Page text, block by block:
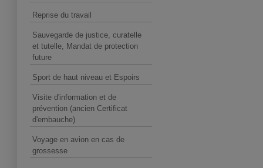
Reprise du travail
Sauvegarde de justice, curatelle
et tutelle, Mandat de protection
future
Sport de haut niveau et Espoirs
Visite d'information et de
prévention (ancien Certificat
d'embauche)
Voyage en avion en cas de
grossesse